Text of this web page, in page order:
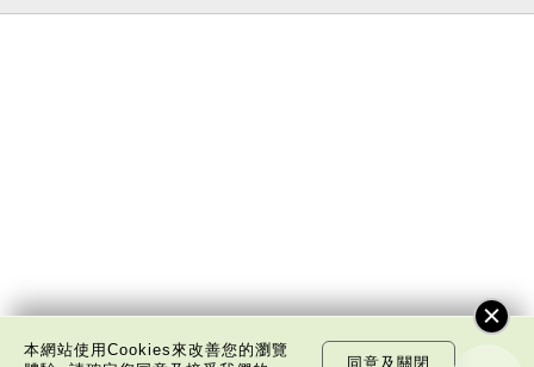
本網站使用Cookies來改善您的瀏覽
同意及關閉